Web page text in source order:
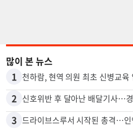
많이 본 뉴스
1
2
3 드라이브스루서 시작된 총격…